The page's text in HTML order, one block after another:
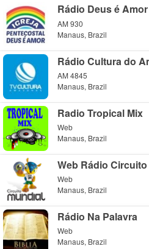
Rádio Deus é Amor
AM 930
Manaus, Brazil
Rádio Cultura do
AM 4845
Manaus, Brazil
Radio Tropical Mix
Web
Manaus, Brazil
Web Rádio
Web
Manaus, Brazil
Rádio Na Palavra
Web
Manaus, Brazil